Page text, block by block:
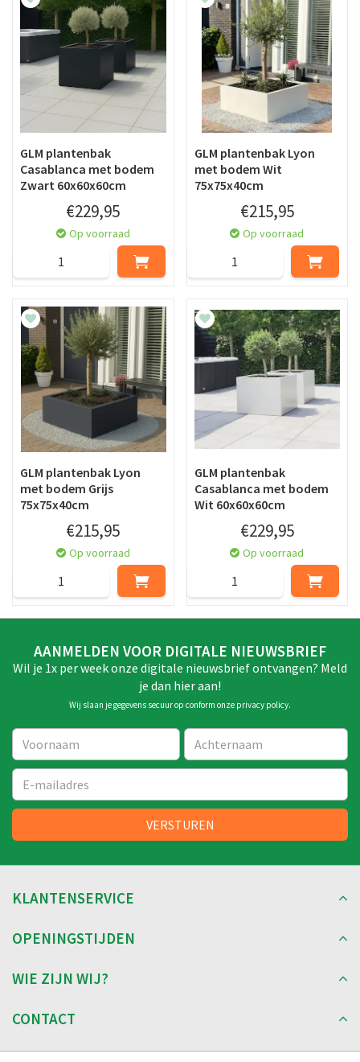
GLM plantenbak
Casablanca met bodem
Zwart 60x60x60cm
€229,95
Op voorraad
GLM plantenbak Lyon
met bodem Wit
75x75x40cm
€215,95
Op voorraad
GLM plantenbak Lyon
met bodem Grijs
75x75x40cm
€215,95
Op voorraad
GLM plantenbak
Casablanca met bodem
Wit 60x60x60cm
€229,95
Op voorraad
AANMELDEN VOOR DIGITALE NIEUWSBRIEF
Wil je 1x per week onze digitale nieuwsbrief ontvangen? Meld
je dan hier aan!
Wij slaan je gegevens secuur op conform onze privacy policy.
KLANTENSERVICE
OPENINGSTIJDEN
WIE ZIJN WIJ?
CONTACT